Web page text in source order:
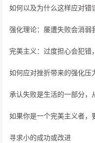
如何以及为什么这样应对错
强化理论：屡遭失败会消弱
完美主义：过度担心会犯错
如何应对挫折带来的强化压
承认失败是生活的一部分，
如果你是一个完美主义者，
寻求小的成功或改进